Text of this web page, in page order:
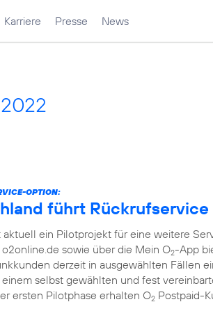
Karriere Presse News
OPTION:
führt Rückrufservice
ein Pilotprojekt für eine weitere
sowie über die Mein O2-App
derzeit in ausgewählten Fällen
einem selbst gewählten und fest
ersten Pilotphase erhalten O2 Postpaid-